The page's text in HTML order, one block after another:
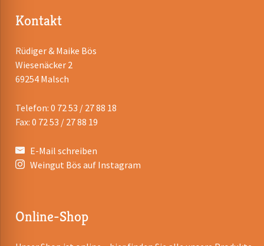
Kontakt
Rüdiger & Maike Bös
Wiesenäcker 2
69254 Malsch
Telefon: 0 72 53 / 27 88 18
Fax: 0 72 53 / 27 88 19
E-Mail schreiben
Weingut Bös auf Instagram
Online-Shop